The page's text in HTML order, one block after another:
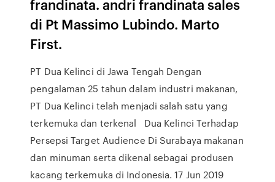
frandinata. andri frandinata sales
di Pt Massimo Lubindo. Marto
First.
PT Dua Kelinci di Jawa Tengah Dengan
pengalaman 25 tahun dalam industri makanan,
PT Dua Kelinci telah menjadi salah satu yang
terkemuka dan terkenal Dua Kelinci Terhadap
Persepsi Target Audience Di Surabaya makanan
dan minuman serta dikenal sebagai produsen
kacang terkemuka di Indonesia. 17 Jun 2019